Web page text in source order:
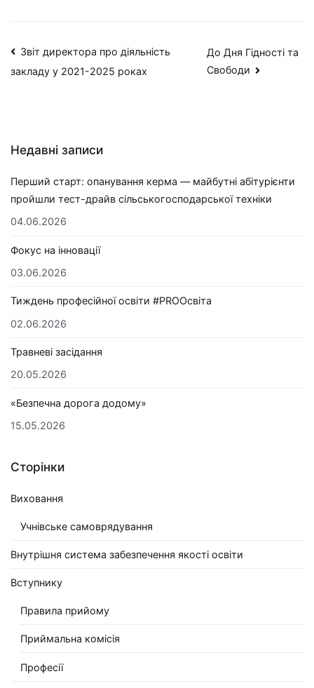
Звіт директора про діяльність
закладу у 2021-2025 роках
До Дня Гідності та
Свободи
Недавні записи
Перший старт: опанування керма — майбутні абітурієнти
пройшли тест-драйв сільськогосподарської техніки
04.06.2026
Фокус на інновації
03.06.2026
Тиждень професійної освіти #PROОсвіта
02.06.2026
Травневі засідання
20.05.2026
«Безпечна дорога додому»
15.05.2026
Сторінки
Виховання
Учнівське самоврядування
Внутрішня система забезпечення якості освіти
Вступнику
Правила прийому
Приймальна комісія
Професії